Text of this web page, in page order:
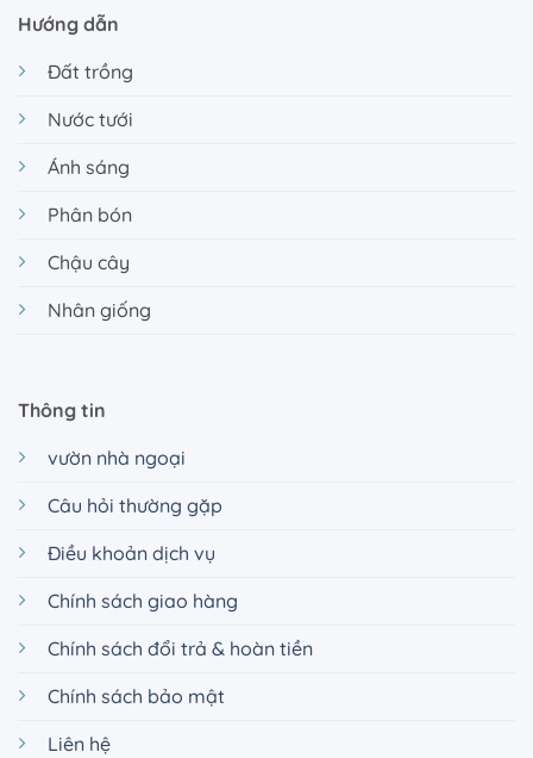
Hướng dẫn
Đất trồng
Nước tưới
Ánh sáng
Phân bón
Chậu cây
Nhân giống
Thông tin
vườn nhà ngoại
Câu hỏi thường gặp
Điều khoản dịch vụ
Chính sách giao hàng
Chính sách đổi trả & hoàn tiền
Chính sách bảo mật
Liên hệ